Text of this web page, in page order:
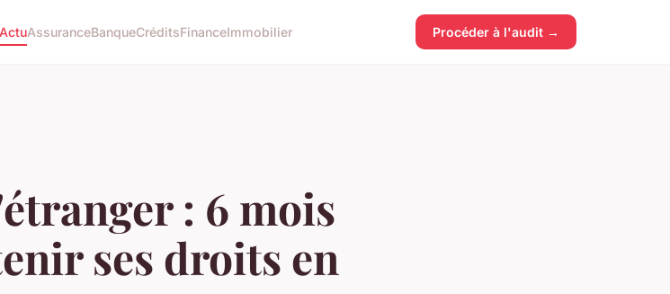
ActuAssuranceBanqueCréditsFinanceImmobilier Procéder à l'audit →
: 6 mois
ses droits en